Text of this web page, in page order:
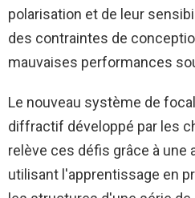
polarisation et de leur
des contraintes de
mauvaises performances
Le nouveau système de
diffractif développé par les
relève ces défis grâce à une
utilisant l'apprentissage en